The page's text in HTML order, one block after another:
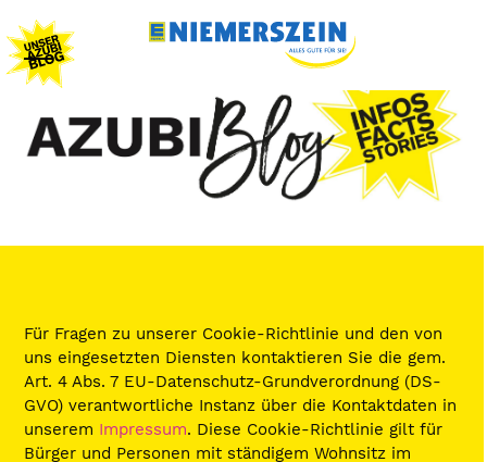
to
content
Open
mobile
menu
Close
mobile
menu
Für Fragen zu unserer Cookie-Richtlinie und den von
uns eingesetzten Diensten kontaktieren Sie die gem.
Art. 4 Abs. 7 EU-Datenschutz-Grundverordnung (DS-
GVO) verantwortliche Instanz über die Kontaktdaten in
unserem Impressum. Diese Cookie-Richtlinie gilt für
Bürger und Personen mit ständigem Wohnsitz im